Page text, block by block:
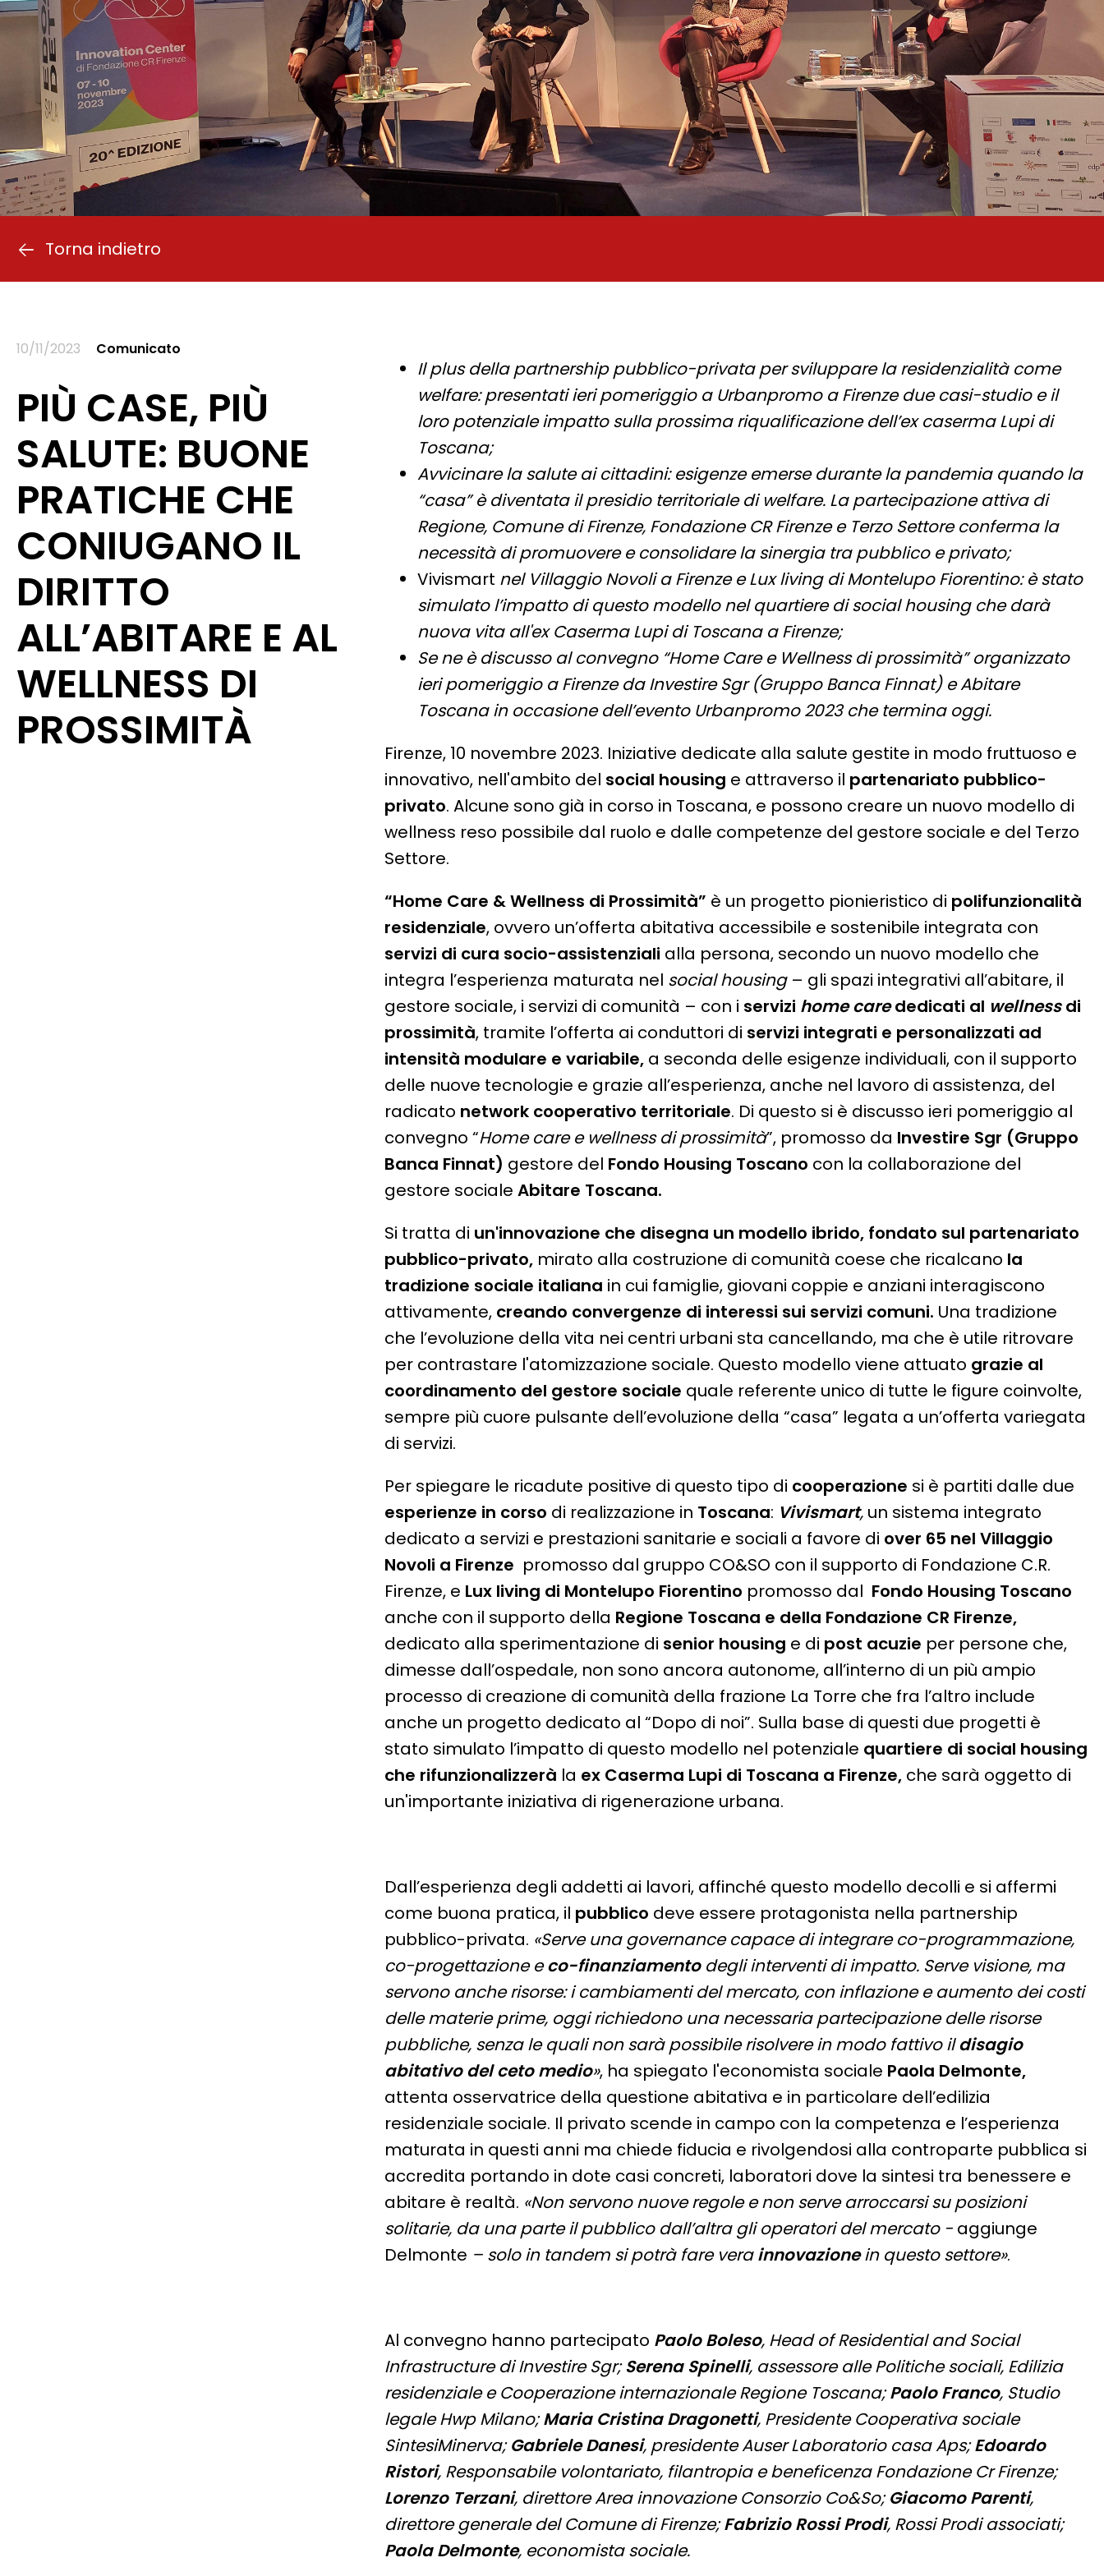
Torna indietro
10/11/2023 Comunicato
PIÙ CASE, PIÙ
SALUTE: BUONE
PRATICHE CHE
CONIUGANO IL
DIRITTO
ALL’ABITARE E AL
WELLNESS DI
PROSSIMITÀ
Il plus della partnership pubblico-privata per sviluppare la residenzialità come
welfare: presentati ieri pomeriggio a Urbanpromo a Firenze due casi-studio e il
loro potenziale impatto sulla prossima riqualificazione dell’ex caserma Lupi di
Toscana;
Avvicinare la salute ai cittadini: esigenze emerse durante la pandemia quando la
“casa” è diventata il presidio territoriale di welfare. La partecipazione attiva di
Regione, Comune di Firenze, Fondazione CR Firenze e Terzo Settore conferma la
necessità di promuovere e consolidare la sinergia tra pubblico e privato;
Vivismart nel Villaggio Novoli a Firenze e Lux living di Montelupo Fiorentino: è stato
simulato l’impatto di questo modello nel quartiere di social housing che darà
nuova vita all'ex Caserma Lupi di Toscana a Firenze;
Se ne è discusso al convegno “Home Care e Wellness di prossimità” organizzato
ieri pomeriggio a Firenze da Investire Sgr (Gruppo Banca Finnat) e Abitare
Toscana in occasione dell’evento Urbanpromo 2023 che termina oggi.
Firenze, 10 novembre 2023. Iniziative dedicate alla salute gestite in modo fruttuoso e
innovativo, nell'ambito del social housing e attraverso il partenariato pubblico-
privato. Alcune sono già in corso in Toscana, e possono creare un nuovo modello di
wellness reso possibile dal ruolo e dalle competenze del gestore sociale e del Terzo
Settore.
“Home Care & Wellness di Prossimità” è un progetto pionieristico di polifunzionalità
residenziale, ovvero un’offerta abitativa accessibile e sostenibile integrata con
servizi di cura socio-assistenziali alla persona, secondo un nuovo modello che
integra l’esperienza maturata nel social housing– gli spazi integrativi all’abitare, il
gestore sociale, i servizi di comunità – con i servizi home carededicati al wellnessdi
prossimità, tramite l’offerta ai conduttori di servizi integrati e personalizzati ad
intensità modulare e variabile, a seconda delle esigenze individuali, con il supporto
delle nuove tecnologie e grazie all’esperienza, anche nel lavoro di assistenza, del
radicato network cooperativo territoriale. Di questo si è discusso ieri pomeriggio al
convegno “Home care e wellness di prossimità”, promosso da Investire Sgr (Gruppo
Banca Finnat) gestore del Fondo Housing Toscano con la collaborazione del
gestore sociale Abitare Toscana.
Si tratta di un'innovazione che disegna un modello ibrido, fondato sul partenariato
pubblico-privato,mirato alla costruzione di comunità coese che ricalcano la
tradizione sociale italiana in cui famiglie, giovani coppie e anziani interagiscono
attivamente, creando convergenze di interessi sui servizi comuni. Una tradizione
che l’evoluzione della vita nei centri urbani sta cancellando, ma che è utile ritrovare
per contrastare l'atomizzazione sociale. Questo modello viene attuato grazie al
coordinamento del gestore sociale quale referente unico di tutte le figure coinvolte,
sempre più cuore pulsante dell’evoluzione della “casa” legata a un’offerta variegata
di servizi.
Per spiegare le ricadute positive di questo tipo di cooperazione si è partiti dalle due
esperienze in corso di realizzazione in Toscana: Vivismart,un sistema integrato
dedicato a servizi e prestazioni sanitarie e sociali a favore di over 65 nel Villaggio
Novoli a Firenze promosso dal gruppo CO&SO con il supporto di Fondazione C.R.
Firenze, e Lux living di Montelupo Fiorentino promosso dal Fondo Housing Toscano
anche con il supporto della Regione Toscana e della Fondazione CR Firenze,
dedicato alla sperimentazione di senior housing e di post acuzie per persone che,
dimesse dall’ospedale, non sono ancora autonome, all’interno di un più ampio
processo di creazione di comunità della frazione La Torre che fra l’altro include
anche un progetto dedicato al “Dopo di noi”. Sulla base di questi due progetti è
stato simulato l’impatto di questo modello nel potenziale quartiere di social housing
che rifunzionalizzerà la ex Caserma Lupi di Toscana a Firenze,che sarà oggetto di
un'importante iniziativa di rigenerazione urbana.
Dall’esperienza degli addetti ai lavori, affinché questo modello decolli e si affermi
come buona pratica, il pubblico deve essere protagonista nella partnership
pubblico-privata. «Serve una governance capace di integrare co-programmazione,
co-progettazione eco-finanziamentodegli interventi di impatto. Serve visione, ma
servono anche risorse: i cambiamenti del mercato, con inflazione e aumento dei costi
delle materie prime, oggi richiedono una necessaria partecipazione delle risorse
pubbliche, senza le quali non sarà possibile risolvere in modo fattivo ildisagio
abitativo del ceto medio», ha spiegato l'economista sociale Paola Delmonte,
attenta osservatrice della questione abitativa e in particolare dell’edilizia
residenziale sociale. Il privato scende in campo con la competenza e l’esperienza
maturata in questi anni ma chiede fiducia e rivolgendosi alla controparte pubblica si
accredita portando in dote casi concreti, laboratori dove la sintesi tra benessere e
abitare è realtà. «Non servono nuove regole e non serve arroccarsi su posizioni
solitarie, da una parte il pubblico dall’altra gli operatori del mercato - aggiunge
Delmonte – solo in tandem si potrà fare verainnovazionein questo settore».
Al convegno hanno partecipato Paolo Boleso, Head of Residential and Social
Infrastructure di Investire Sgr;Serena Spinelli, assessore alle Politiche sociali, Edilizia
residenziale e Cooperazione internazionale Regione Toscana;Paolo Franco, Studio
legale Hwp Milano;Maria Cristina Dragonetti, Presidente Cooperativa sociale
SintesiMinerva;Gabriele Danesi, presidente Auser Laboratorio casa Aps;Edoardo
Ristori, Responsabile volontariato, filantropia e beneficenza Fondazione Cr Firenze;
Lorenzo Terzani, direttore Area innovazione Consorzio Co&So;Giacomo Parenti,
direttore generale del Comune di Firenze;Fabrizio Rossi Prodi, Rossi Prodi associati;
Paola Delmonte, economista sociale.